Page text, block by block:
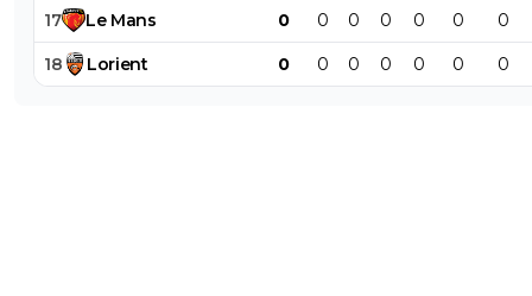
17 Le Mans 0 0 0 0 0 0 0
18 Lorient 0 0 0 0 0 0 0